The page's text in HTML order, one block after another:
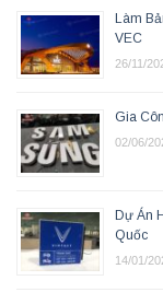
Làm
VEC
26/11/
Gia
02/06/
Dự Án
Quốc
14/01/